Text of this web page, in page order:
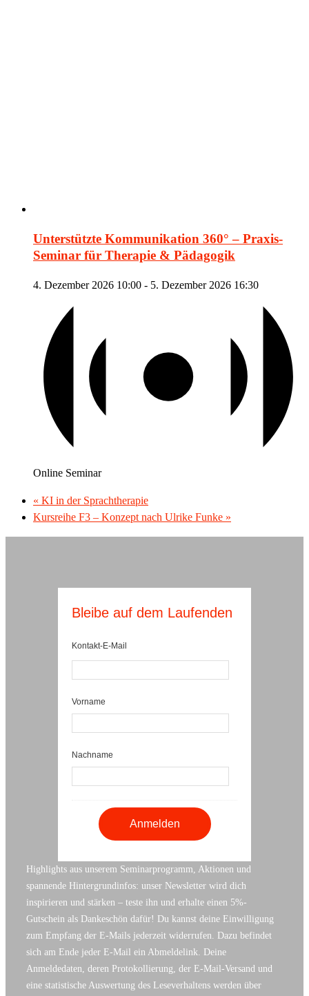
Unterstützte Kommunikation 360° – Praxis-
Seminar für Therapie & Pädagogik
4. Dezember 2026 10:00 - 5. Dezember 2026 16:30
Online Seminar
« KI in der Sprachtherapie
Kursreihe F3 – Konzept nach Ulrike Funke »
Bleibe auf dem Laufenden
Kontakt-E-Mail
Vorname
Nachname
Highlights aus unserem Seminarprogramm, Aktionen und
spannende Hintergrundinfos: unser Newsletter wird dich
inspirieren und stärken – teste ihn und erhalte einen 5%-
Gutschein als Dankeschön dafür! Du kannst deine Einwilligung
zum Empfang der E-Mails jederzeit widerrufen. Dazu befindet
sich am Ende jeder E-Mail ein Abmeldelink. Deine
Anmeldedaten, deren Protokollierung, der E-Mail-Versand und
eine statistische Auswertung des Leseverhaltens werden über